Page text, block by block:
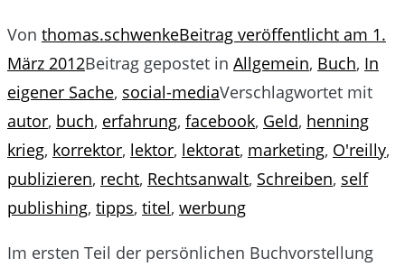
Von thomas.schwenkeBeitrag veröffentlicht am 1.
März 2012Beitrag gepostet in Allgemein, Buch, In
eigener Sache, social-mediaVerschlagwortet mit
autor, buch, erfahrung, facebook, Geld, henning
krieg, korrektor, lektor, lektorat, marketing, O'reilly,
publizieren, recht, Rechtsanwalt, Schreiben, self
publishing, tipps, titel, werbung
Im ersten Teil der persönlichen Buchvorstellung